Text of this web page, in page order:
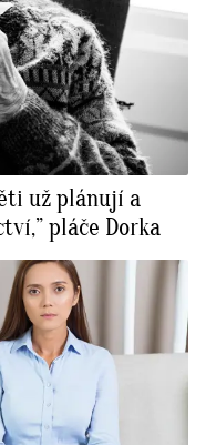
už plánují a
pláče Dorka